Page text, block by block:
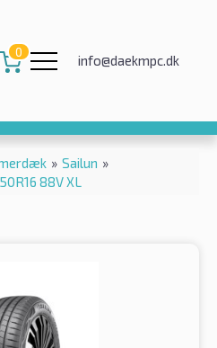
0
info@daekmpc.dk
» Sailun »
88V XL